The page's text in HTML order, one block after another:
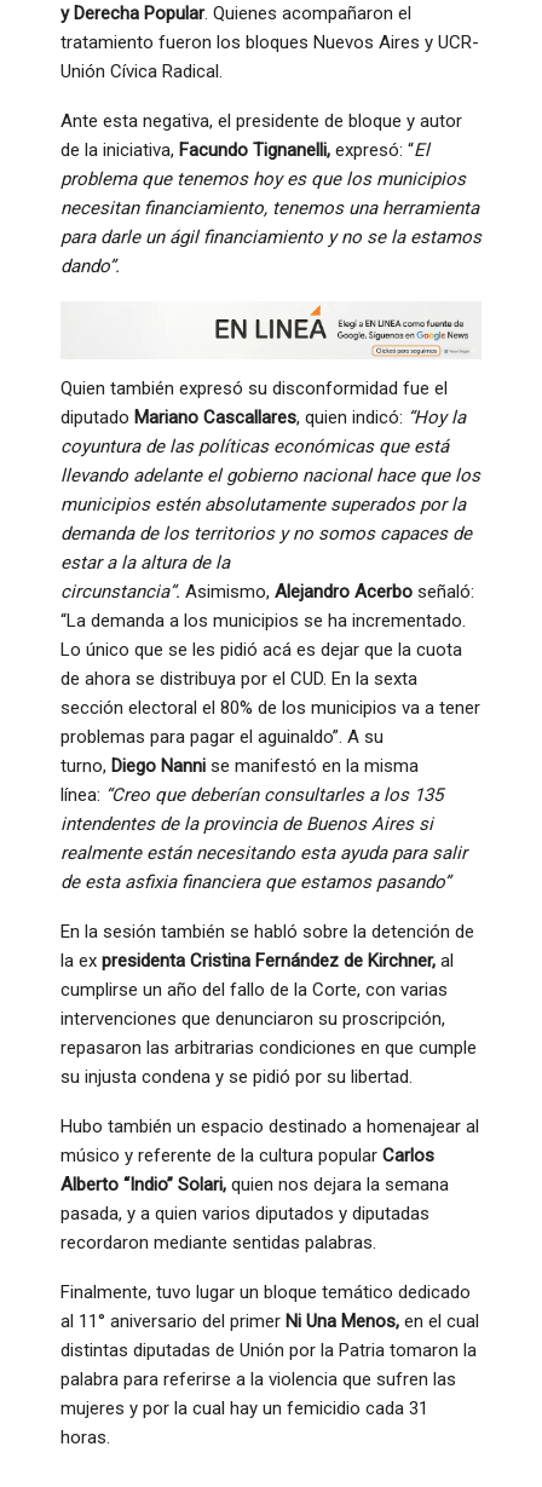
y Derecha Popular. Quienes acompañaron el
tratamiento fueron los bloques Nuevos Aires y UCR-
Unión Cívica Radical.
Ante esta negativa, el presidente de bloque y autor
de la iniciativa, Facundo Tignanelli, expresó: “El
problema que tenemos hoy es que los municipios
necesitan financiamiento, tenemos una herramienta
para darle un ágil financiamiento y no se la estamos
dando”.
Quien también expresó su disconformidad fue el
diputado Mariano Cascallares, quien indicó: “Hoy la
coyuntura de las políticas económicas que está
llevando adelante el gobierno nacional hace que los
municipios estén absolutamente superados por la
demanda de los territorios y no somos capaces de
estar a la altura de la
circunstancia”. Asimismo, Alejandro Acerbo señaló:
“La demanda a los municipios se ha incrementado.
Lo único que se les pidió acá es dejar que la cuota
de ahora se distribuya por el CUD. En la sexta
sección electoral el 80% de los municipios va a tener
problemas para pagar el aguinaldo”. A su
turno, Diego Nanni se manifestó en la misma
línea: “Creo que deberían consultarles a los 135
intendentes de la provincia de Buenos Aires si
realmente están necesitando esta ayuda para salir
de esta asfixia financiera que estamos pasando”
En la sesión también se habló sobre la detención de
la ex presidenta Cristina Fernández de Kirchner, al
cumplirse un año del fallo de la Corte, con varias
intervenciones que denunciaron su proscripción,
repasaron las arbitrarias condiciones en que cumple
su injusta condena y se pidió por su libertad.
Hubo también un espacio destinado a homenajear al
músico y referente de la cultura popular Carlos
Alberto “Indio” Solari, quien nos dejara la semana
pasada, y a quien varios diputados y diputadas
recordaron mediante sentidas palabras.
Finalmente, tuvo lugar un bloque temático dedicado
al 11° aniversario del primer Ni Una Menos, en el cual
distintas diputadas de Unión por la Patria tomaron la
palabra para referirse a la violencia que sufren las
mujeres y por la cual hay un femicidio cada 31
horas.